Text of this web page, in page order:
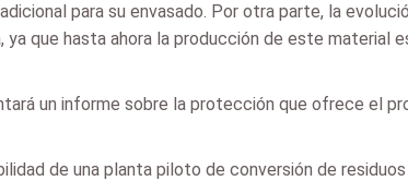
para su envasado. Por otra parte, la
que hasta ahora la producción de este material
un informe sobre la protección que ofrece el
de una planta piloto de conversión de